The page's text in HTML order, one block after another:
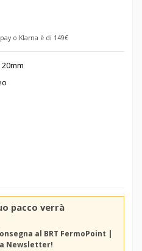
o Klarna è di 149€
pacco verrà
al BRT FermoPoint |
Newsletter!